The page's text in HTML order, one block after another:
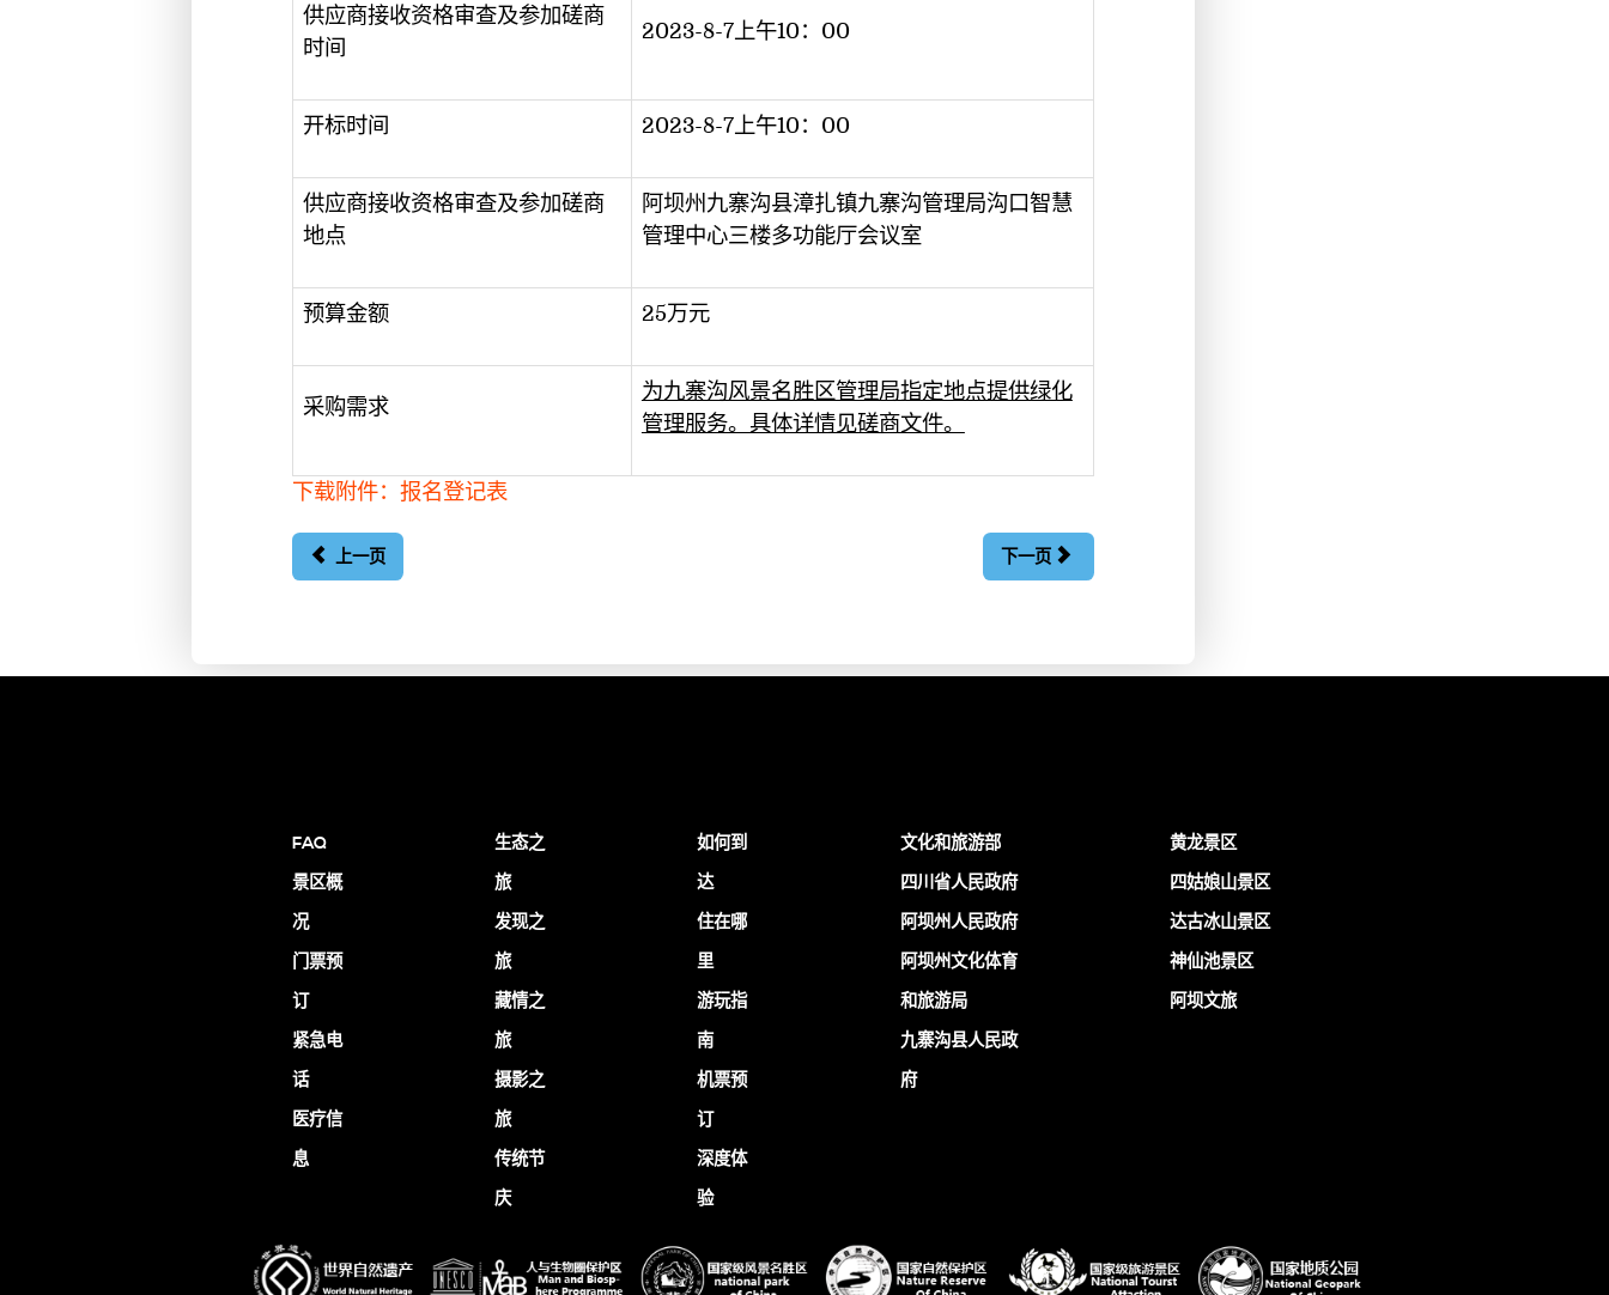
供应商接收资格审查及参加磋商
时间
2023-8-7上午10：00
开标时间 2023-8-7上午10：00
供应商接收资格审查及参加磋商
地点
阿坝州九寨沟县漳扎镇九寨沟管理局沟口智慧
管理中心三楼多功能厅会议室
预算金额 25万元
采购需求
为九寨沟风景名胜区管理局指定地点提供绿化
管理服务。具体详情见磋商文件。
下载附件：报名登记表
上一页 下一页
FAQ
景区概
况
门票预
订
紧急电
话
医疗信
息
生态之
旅
发现之
旅
藏情之
旅
摄影之
旅
传统节
庆
如何到
达
住在哪
里
游玩指
南
机票预
订
深度体
验
文化和旅游部
四川省人民政府
阿坝州人民政府
阿坝州文化体育
和旅游局
九寨沟县人民政
府
黄龙景区
四姑娘山景区
达古冰山景区
神仙池景区
阿坝文旅